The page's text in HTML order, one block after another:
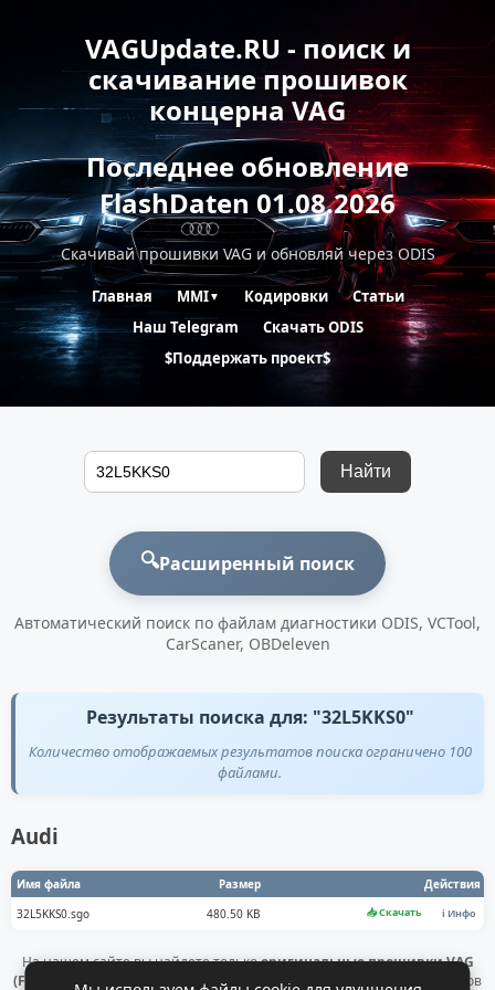
VAGUpdate.RU - поиск и
скачивание прошивок
концерна VAG
Последнее обновление
FlashDaten 01.08.2026
Скачивай прошивки VAG и обновляй через ODIS
Главная MMI▼ Кодировки
Статьи
Наш Telegram
Скачать ODIS
$Поддержать проект$
Найти
🔍Расширенный поиск
Автоматический поиск по файлам диагностики ODIS, VCTool,
CarScaner, OBDeleven
Результаты поиска для: "32L5KKS0"
Количество отображаемых результатов поиска ограничено 100
файлами.
Audi
Имя файла Размер
Действия
32L5KKS0.sgo
480.50 KB 📥 Скачать ℹ️ Инфо
На нашем сайте вы найдете толькооригинальные прошивки VAG
(Flashdaten)
. Все файлы получены напрямую с официальных серверов